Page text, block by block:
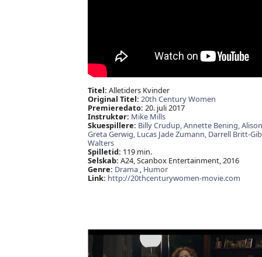
Titel: Alletiders Kvinder
Original Titel: 20th Century Women
Premieredato: 20. juli 2017
Instruktør: Mike Mills
Skuespillere: Billy Crudup,Annette Bening,
Greta Gerwig, Lucas Jade Zumann, Darrell Britt-
Walters
Spilletid: 119 min.
Selskab: A24, Scanbox Entertainment, 2016
Genre: Drama, Humor
Link: http://20thcenturywomen-movie.com